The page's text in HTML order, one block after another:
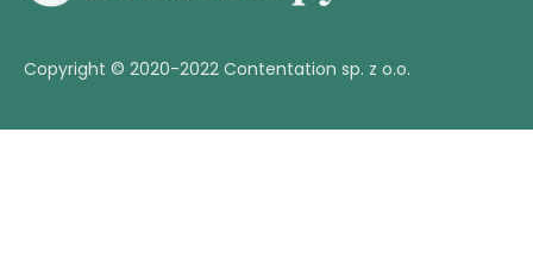
Copyright © 2020-2022 Contentation sp. z o.o.